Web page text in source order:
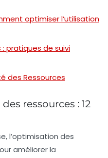
optimiser l’utilisation
pratiques de suivi
des Ressources
ressources : 12
l’optimisation des
améliorer la